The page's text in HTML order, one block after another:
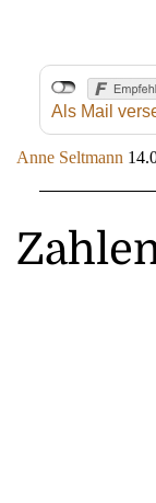
Als Mail
Anne Seltmann